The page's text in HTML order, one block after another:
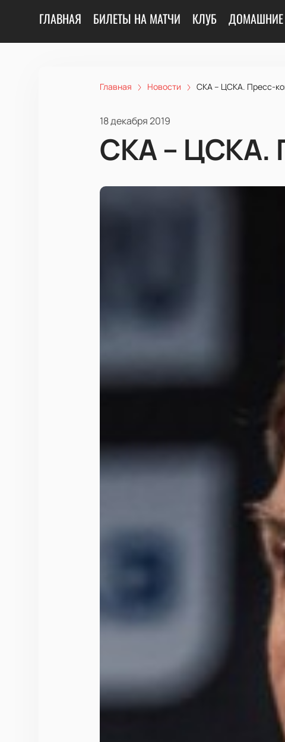
ГЛАВНАЯ БИЛЕТЫ НА МАТЧИ КЛУБ ДОМАШНИЕ
Главная Новости СКА – ЦСКА. Пресс-
18 декабря 2019
СКА – ЦСКА.